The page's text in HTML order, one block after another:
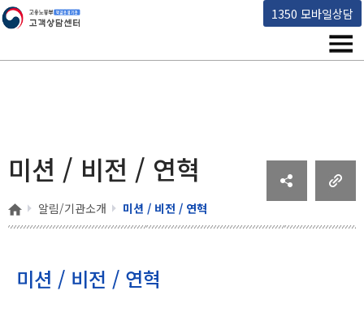
1350 모바일상담
고용노동부 책임운영기관 고객상담센터
메
미션 / 비전 / 연혁
홈 알림/기관소개 미션 / 비전 / 연혁
미션 / 비전 / 연혁